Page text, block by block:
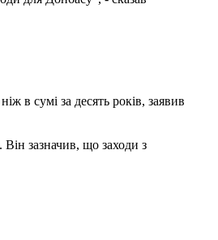
в сумі за десять років, заявив
Він зазначив, що заходи з